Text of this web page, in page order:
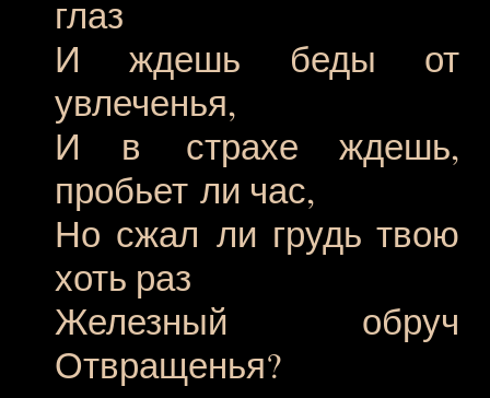
глаз
И ждешь беды от
увлеченья,
И в страхе ждешь,
пробьет ли час,
Но сжал ли грудь твою
хоть раз
Железный обруч
Отвращенья?